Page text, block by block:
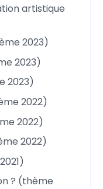
artistique
2023)
2023)
2023)
2022)
2022)
2022)
? (thème